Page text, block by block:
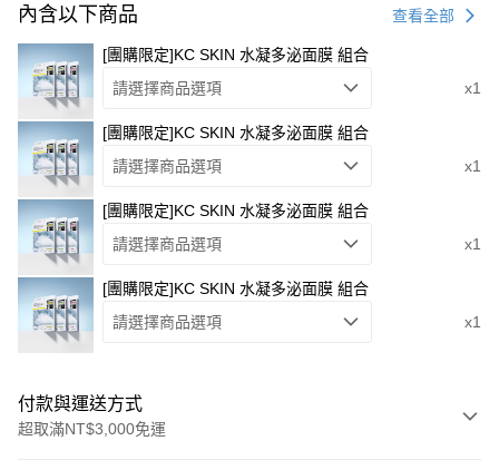
內含以下商品 查看全部
[團購限定]KC SKIN 水凝多泌面膜 組合
請選擇商品選項
x1
[團購限定]KC SKIN 水凝多泌面膜 組合
請選擇商品選項
x1
[團購限定]KC SKIN 水凝多泌面膜 組合
請選擇商品選項
x1
[團購限定]KC SKIN 水凝多泌面膜 組合
請選擇商品選項
x1
付款與運送方式
超取滿NT$3,000免運